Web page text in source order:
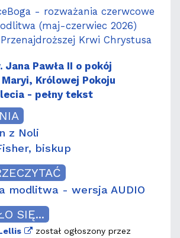
- rozważania czerwcowe
(maj-czerwiec 2026)
Krwi Chrystusa
Pawła II o pokój
Królowej Pokoju
- pełny tekst
z Noli
biskup
modlitwa - wersja AUDIO
SIĘ...
został ogłoszony przez